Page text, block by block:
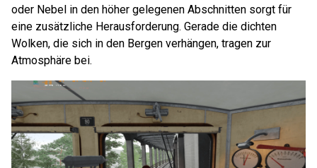
oder Nebel in den höher gelegenen Abschnitten sorgt für
eine zusätzliche Herausforderung. Gerade die dichten
Wolken, die sich in den Bergen verhängen, tragen zur
Atmosphäre bei.